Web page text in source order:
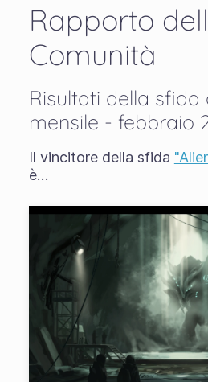
Rapporto
Comunità
Risultati della sfida
mensile - febbraio
Il vincitore della sfida
è…